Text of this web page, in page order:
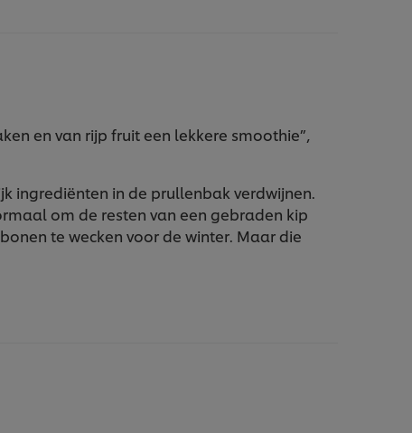
en van rijp fruit een lekkere smoothie”,
ingrediënten in de prullenbak verdwijnen.
om de resten van een gebraden kip
te wecken voor de winter. Maar die